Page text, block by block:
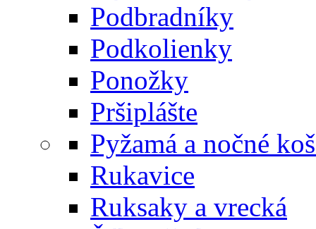
Podbradníky
Podkolienky
Ponožky
Pršiplášte
Pyžamá a nočné
Rukavice
Ruksaky a vrecká